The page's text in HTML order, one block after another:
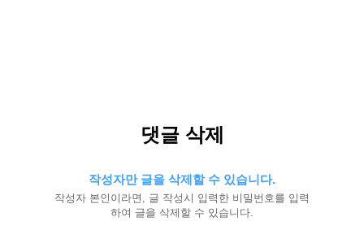
댓글 삭제
작성자만 글을 삭제할 수 있습니다.
작성자 본인이라면, 글 작성시 입력한 비밀번호를 입력
하여 글을 삭제할 수 있습니다.